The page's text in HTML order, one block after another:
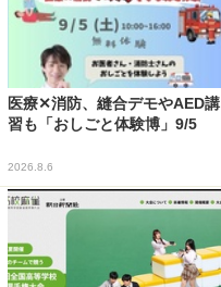
医療✕消防、縫合デモやAED講
習も「おしごと体験博」9/5
2026.8.6